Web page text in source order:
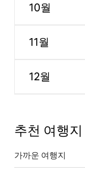
10월
11월
12월
추천 여행지
가까운 여행지